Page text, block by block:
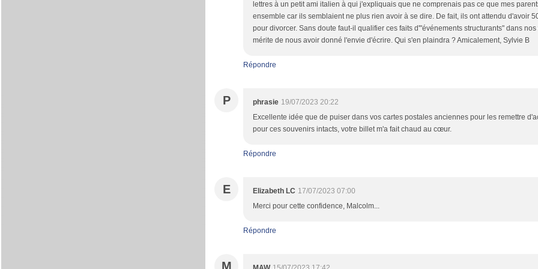
lettres à un petit ami italien à qui j'expliquais que ne comprenais pas ce que mes
ensemble car ils semblaient ne plus rien avoir à se dire. De fait, ils ont attendu d'avoir
pour divorcer. Sans doute faut-il qualifier ces faits d'"événements structurants" dans nos
mérite de nous avoir donné l'envie d'écrire. Qui s'en plaindra ? Amicalement, Sylvie B
Répondre
P phrasie 19/07/2023 20:22
Excellente idée que de puiser dans vos cartes postales anciennes pour les remettre
pour ces souvenirs intacts, votre billet m'a fait chaud au cœur.
Répondre
E Elizabeth LC 17/07/2023 07:00
Merci pour cette confidence, Malcolm...
Répondre
M